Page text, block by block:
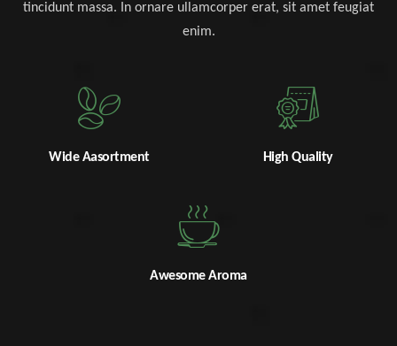
tincidunt massa. In ornare ullamcorper erat, sit amet feugiat
enim.
Wide Aasortment High Quality
Awesome Aroma